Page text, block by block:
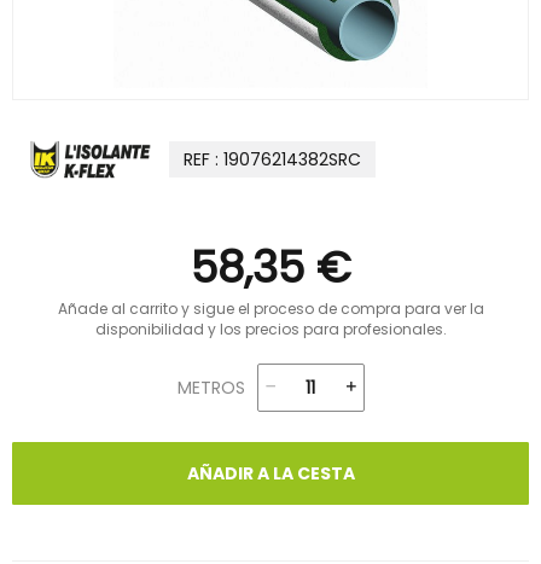
REF : 19076214382SRC
58,35 €
Añade al carrito y sigue el proceso de compra para ver la
disponibilidad y los precios para profesionales.
METROS
AÑADIR A LA CESTA